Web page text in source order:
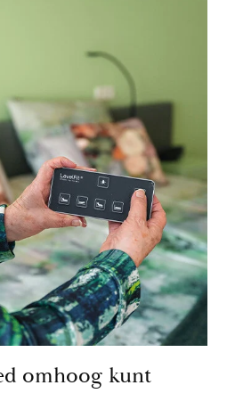
omhoog kunt